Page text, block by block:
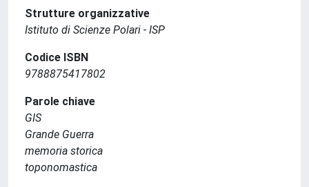
Strutture organizzative
Istituto di Scienze Polari - ISP
Codice ISBN
9788875417802
Parole chiave
GIS
Grande Guerra
memoria storica
toponomastica